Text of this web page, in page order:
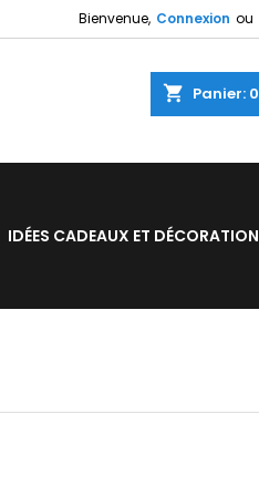
Bienvenue, Connexion ou
shopping_cart Panier: 0
IDÉES CADEAUX ET DÉCORATION